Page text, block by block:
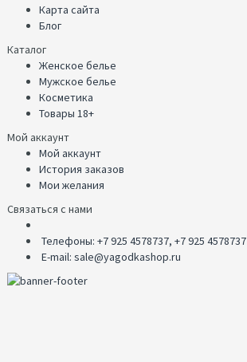
Карта сайта
Блог
Каталог
Женское белье
Мужское белье
Косметика
Товары 18+
Мой аккаунт
Мой аккаунт
История заказов
Мои желания
Связаться с нами
Телефоны: +7 925 4578737, +7 925 4578737
E-mail: sale@yagodkashop.ru